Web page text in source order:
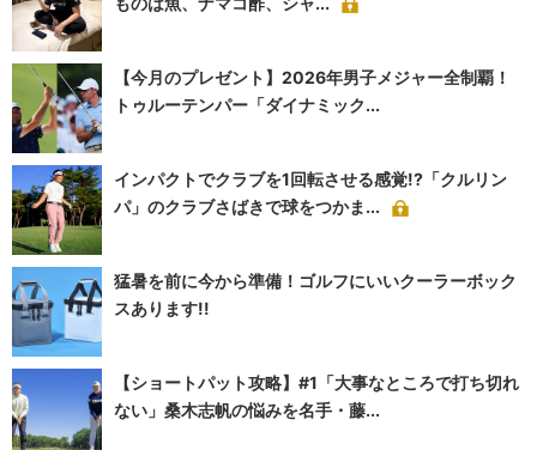
【今月のプレゼント】2026年男子メジャー全制覇！
トゥルーテンパー「ダイナミック...
インパクトでクラブを1回転させる感覚!?「クルリン
パ」のクラブさばきで球をつかま...
猛暑を前に今から準備！ゴルフにいいクーラーボック
スあります!!
【ショートパット攻略】#1「大事なところで打ち切れ
ない」桑木志帆の悩みを名手・藤...